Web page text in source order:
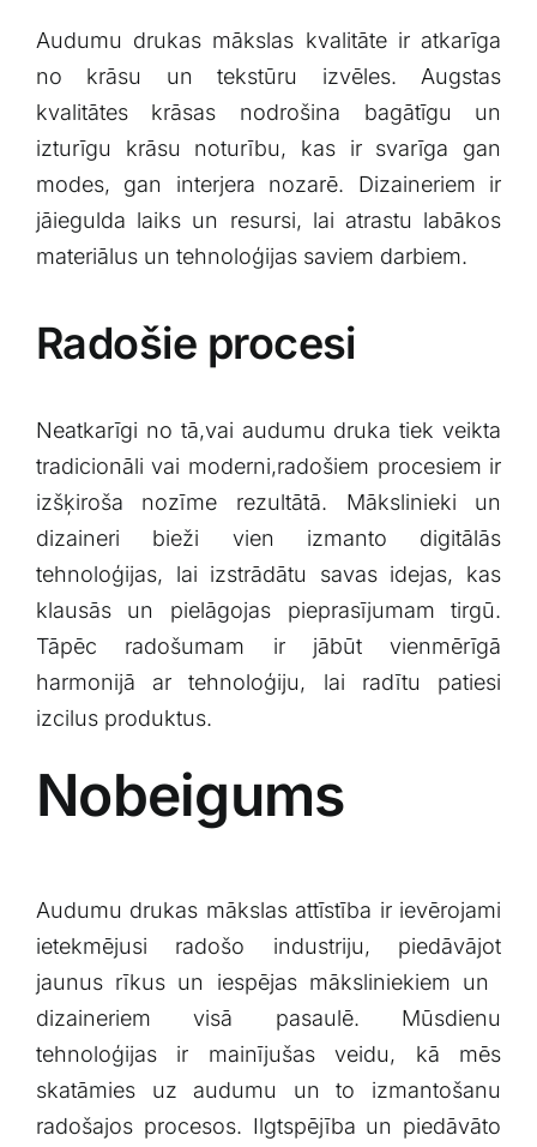
Audumu drukas mākslas kvalitāte ⁤ir atkarīga
no‍ krāsu un tekstūru izvēles. Augstas
kvalitātes krāsas nodrošina bagātīgu un
izturīgu krāsu noturību, kas ir svarīga gan
modes, gan interjera nozarē. Dizaineriem ir
jāiegulda laiks un resursi, lai atrastu labākos
materiālus un⁤ tehnoloģijas saviem darbiem.
Radošie procesi
Neatkarīgi no tā,vai audumu druka tiek veikta‍
tradicionāli vai moderni,radošiem procesiem ⁤ir
izšķiroša nozīme rezultātā. Mākslinieki un
dizaineri bieži vien ⁣izmanto ⁢digitālās
tehnoloģijas, lai izstrādātu savas idejas, kas
klausās un pielāgojas pieprasījumam tirgū.
Tāpēc radošumam ir jābūt vienmērīgā
harmonijā ar tehnoloģiju, lai radītu patiesi‌
izcilus produktus.
Nobeigums
Audumu drukas⁤ mākslas attīstība ⁤ir ievērojami
ietekmējusi⁤ radošo industriju, piedāvājot
jaunus rīkus un iespējas māksliniekiem un ​
dizaineriem‌ visā pasaulē. Mūsdienu
tehnoloģijas ​ir mainījušas veidu,⁣ kā mēs
skatāmies uz‌ audumu un to izmantošanu
radošajos procesos. Ilgtspējība un piedāvāto